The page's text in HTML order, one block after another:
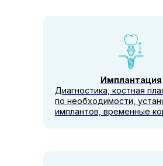
Имплантация
Диагностика, костная
по необходимости,
имплантов, временные